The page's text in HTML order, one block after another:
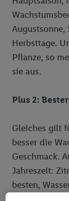
Herbsttage.
Pflanze, so
sie aus.
Plus 2:
Gleiches gilt
besser die
Geschmack.
Jahreszeit:
besten,